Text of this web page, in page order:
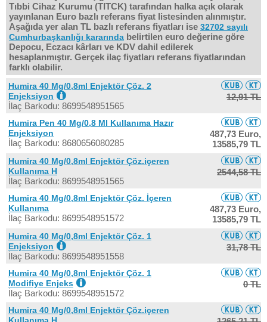
Tıbbi Cihaz Kurumu (TITCK) tarafından halka açık olarak
yayınlanan Euro bazlı referans fiyat listesinden alınmıştır.
Aşağıda yer alan TL bazlı referans fiyatları ise 32702 sayılı
Cumhurbaşkanlığı kararında belirtilen euro değerine göre
Depocu, Eczacı kârları ve KDV dahil edilerek
hesaplanmıştır. Gerçek ilaç fiyatları referans fiyatlarından
farklı olabilir.
Humira 40 Mg/0,8ml Enjektör Çöz. 2
Enjeksiyon
İlaç Barkodu: 8699548951565
12,91 TL
Humira Pen 40 Mg/0,8 Ml Kullanıma Hazır
Enjeksiyon
İlaç Barkodu: 8680656080285
487,73 Euro,
13585,79 TL
Humira 40 Mg/0,8ml Enjektör Çöz.içeren
Kullanıma H
İlaç Barkodu: 8699548951565
2544,58 TL
Humira 40 Mg/0,8ml Enjektör Çöz. İçeren
Kullanıma
İlaç Barkodu: 8699548951572
487,73 Euro,
13585,79 TL
Humira 40 Mg/0,8ml Enjektör Çöz. 1
Enjeksiyon
İlaç Barkodu: 8699548951558
31,78 TL
Humira 40 Mg/0,8ml Enjektör Çöz. 1
Modifiye Enjeks
İlaç Barkodu: 8699548951572
0 TL
Humira 40 Mg/0,8ml Enjektör Çöz.içeren